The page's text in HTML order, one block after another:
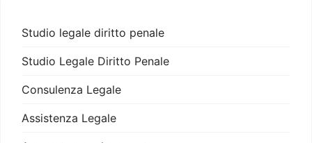
Studio legale diritto penale
Studio Legale Diritto Penale
Consulenza Legale
Assistenza Legale